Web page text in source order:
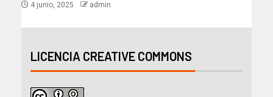
4 junio, 2025 admin
LICENCIA CREATIVE COMMONS